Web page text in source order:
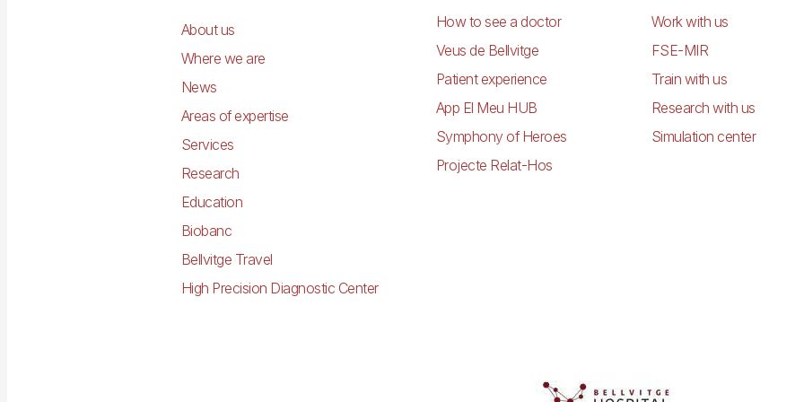
About us
Where we are
News
Areas of expertise
Services
Research
Education
Biobanc
Bellvitge Travel
High Precision Diagnostic Center
How to see a doctor
Veus de Bellvitge
Patient experience
App El Meu HUB
Symphony of Heroes
Projecte Relat-Hos
Work with us
FSE-MIR
Train with us
Research with us
Simulation center